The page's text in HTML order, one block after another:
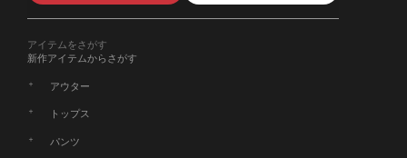
アイテムをさがす
新作アイテムからさがす
アウター
トップス
パンツ